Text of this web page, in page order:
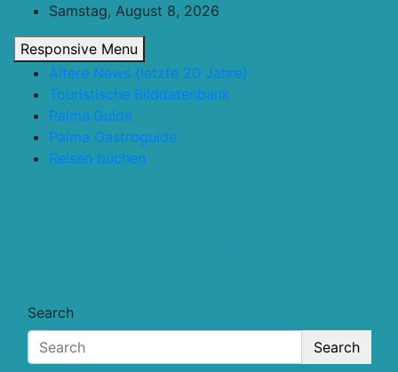
content
Samstag, August 8, 2026
Responsive Menu
Ältere News (letzte 20 Jahre)
Touristische Bilddatenbank
Palma.Guide
Palma Gastroguide
Reisen buchen
Search
Search